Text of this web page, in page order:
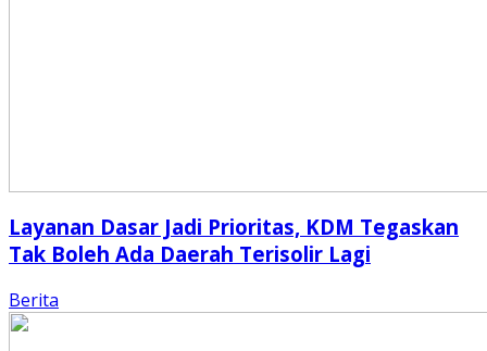
Layanan Dasar Jadi Prioritas, KDM Tegaskan
Tak Boleh Ada Daerah Terisolir Lagi
Berita